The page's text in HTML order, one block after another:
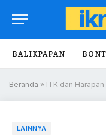
BALIKPAPAN
Beranda » ITK dan Harapan Baru:
LAINNYA